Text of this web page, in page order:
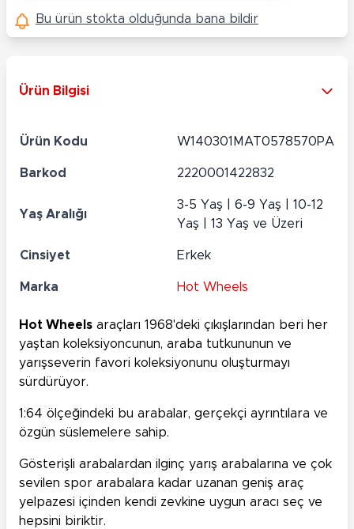
Bu ürün stokta olduğunda bana bildir
Ürün Bilgisi
Ürün Kodu W140301MAT0578570PA
Barkod 2220001422832
Yaş Aralığı
3-5 Yaş | 6-9 Yaş | 10-12
Yaş | 13 Yaş ve Üzeri
Cinsiyet Erkek
Marka Hot Wheels
Hot Wheels araçları 1968'deki çıkışlarından beri her
yaştan koleksiyoncunun, araba tutkununun ve
yarışseverin favori koleksiyonunu oluşturmayı
sürdürüyor.
1:64 ölçeğindeki bu arabalar, gerçekçi ayrıntılara ve
özgün süslemelere sahip.
Gösterişli arabalardan ilginç yarış arabalarına ve çok
sevilen spor arabalara kadar uzanan geniş araç
yelpazesi içinden kendi zevkine uygun aracı seç ve
hepsini biriktir.